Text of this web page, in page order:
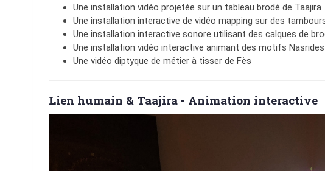
Une installation vidéo projetée sur un tableau brodé de Taajira
Une installation interactive de vidéo mapping sur des
Une installation interactive sonore utilisant des calques de
Une installation vidéo interactive animant des motifs Nasrides
Une vidéo diptyque de métier à tisser de Fès
Lien humain & Taajira - Animation interactive